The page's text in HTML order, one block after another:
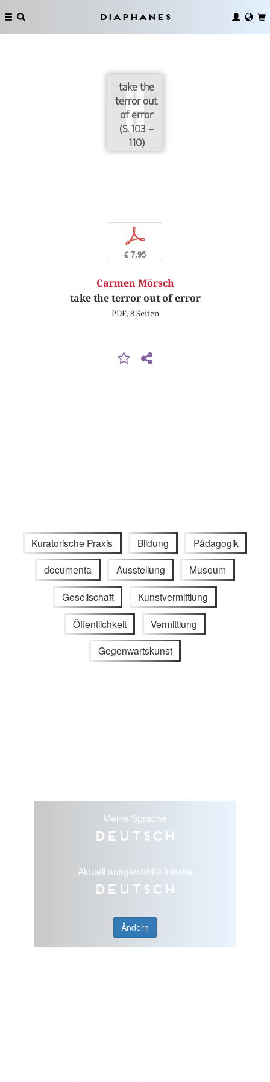
Diaphanes
take the
terror out
of error
(S. 103 –
110)
p
€ 7,95
Carmen Mörsch
take the terror out of error
PDF, 8 Seiten
Kuratorische Praxis Bildung Pädagogik
documenta Ausstellung Museum
Gesellschaft Kunstvermittlung
Öffentlichkeit Vermittlung
Gegenwartskunst
Meine Sprache
Deutsch
Aktuell ausgewählte Inhalte
Deutsch
Ändern